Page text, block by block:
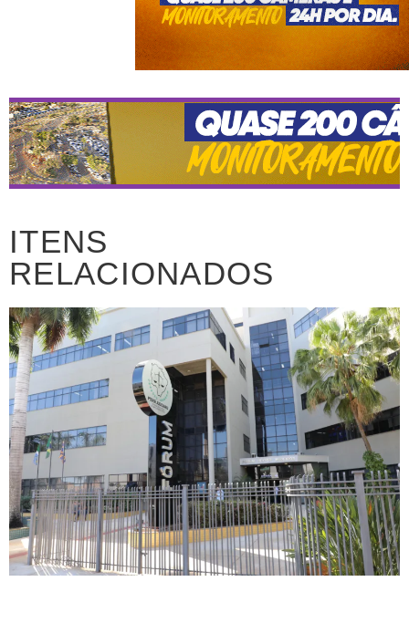
ITENS
RELACIONADOS